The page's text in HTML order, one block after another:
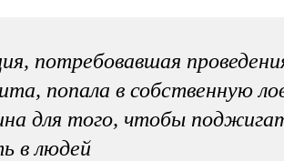
потребовавшая
попала в собственную
для того, чтобы
в людей